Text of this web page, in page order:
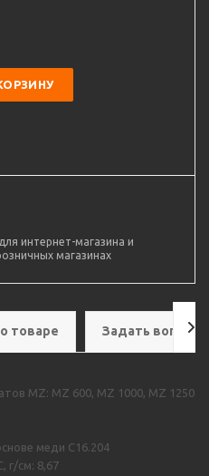
интернет-магазина и
магазинах
товаре Задать вопрос
MZ: MZ 600, MZ 1000, MZ 1250
меди С16.204
г/см: 8,67